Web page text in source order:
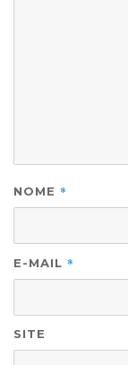
NOME *
E-MAIL *
SITE